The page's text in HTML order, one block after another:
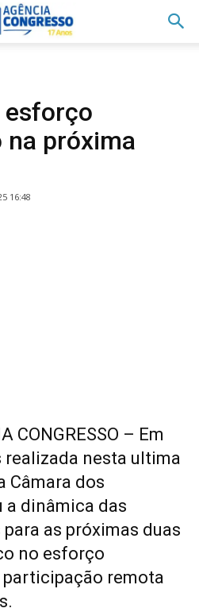
esforço
próxima
16:48
CONGRESSO – Em
realizada nesta ultima
Câmara dos
a dinâmica das
as próximas duas
no esforço
remota